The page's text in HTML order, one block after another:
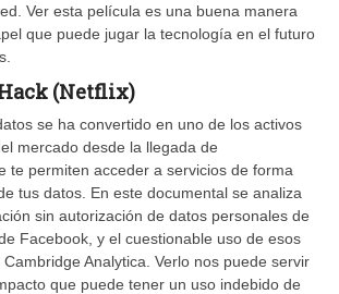
Ver esta película es una buena manera
que puede jugar la tecnología en el futuro
(Netflix)
se ha convertido en uno de los activos
mercado desde la llegada de
te permiten acceder a servicios de forma
tus datos. En este documental se analiza
sin autorización de datos personales de
Facebook, y el cuestionable uso de esos
Analytica. Verlo nos puede servir
que puede tener un uso indebido de